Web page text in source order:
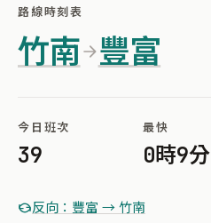
路線時刻表
竹南 豐富
今日班次
39
最快
0時9分
反向：豐富 → 竹南